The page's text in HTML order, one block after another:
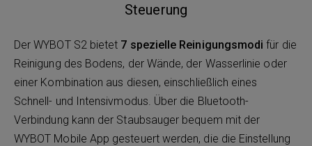
Steuerung
Der WYBOT S2 bietet 7 spezielle Reinigungsmodi für die
Reinigung des Bodens, der Wände, der Wasserlinie oder
einer Kombination aus diesen, einschließlich eines
Schnell- und Intensivmodus. Über die Bluetooth-
Verbindung kann der Staubsauger bequem mit der
WYBOT Mobile App gesteuert werden, die die Einstellung